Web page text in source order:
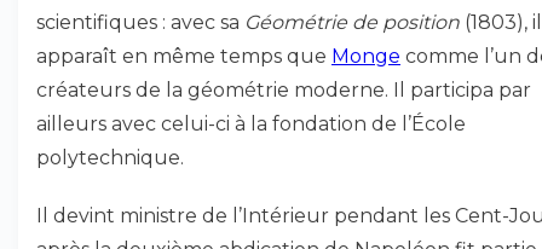
scientifiques : avec sa Géométrie de position (1803), il
apparaît en même temps que Monge comme l’un
créateurs de la géométrie moderne. Il participa par
ailleurs avec celui-ci à la fondation de l’École
polytechnique.
Il devint ministre de l’Intérieur pendant les Cent-